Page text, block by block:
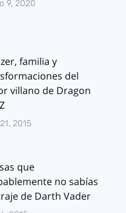
9, 2020
familia y
del
villano de Dragon
2015
que
no sabías
de Darth Vader